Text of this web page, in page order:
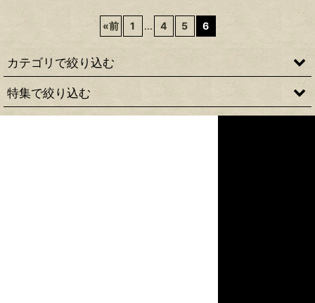
«前 1 ... 4 5 6
カテゴリで絞り込む
MILITARY
特集で絞り込む